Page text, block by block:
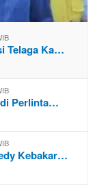
Telaga Ka…
di Perlinta…
Kebakar…